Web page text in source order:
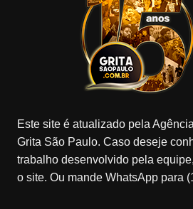
Este site é atualizado pela
Grita São Paulo. Caso deseje
trabalho desenvolvido pela
o site. Ou mande WhatsApp para